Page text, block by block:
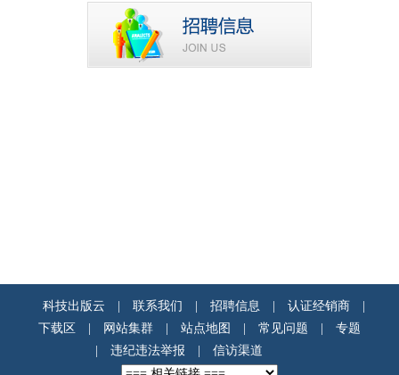
科技出版云 联系我们 招聘信息 认证经销商
下载区
网站集群 站点地图 常见问题
专题
违纪违法举报 信访渠道